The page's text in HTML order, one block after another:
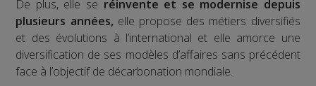
De plus, elle se réinvente et se modernise depuis
plusieurs années, elle propose des métiers diversifiés
et des évolutions à l’international et elle amorce une
diversification de ses modèles d’affaires sans précédent
face à l’objectif de décarbonation mondiale.